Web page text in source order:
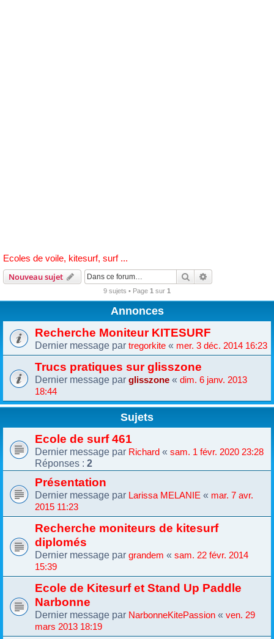
Ecoles de voile, kitesurf, surf ...
Nouveau sujet Rechercher
9 sujets • Page 1 sur 1
Annonces
Recherche Moniteur KITESURF
Dernier message par tregorkite « mer. 3 déc. 2014 16:23
Trucs pratiques sur glisszone
Dernier message par glisszone « dim. 6 janv. 2013
18:44
Sujets
Ecole de surf 461
Dernier message par Richard « sam. 1 févr. 2020 23:28
Réponses : 2
Présentation
Dernier message par Larissa MELANIE « mar. 7 avr.
2015 11:23
Recherche moniteurs de kitesurf
diplomés
Dernier message par grandem « sam. 22 févr. 2014
15:39
Ecole de Kitesurf et Stand Up Paddle
Narbonne
Dernier message par NarbonneKitePassion « ven. 29
mars 2013 18:19